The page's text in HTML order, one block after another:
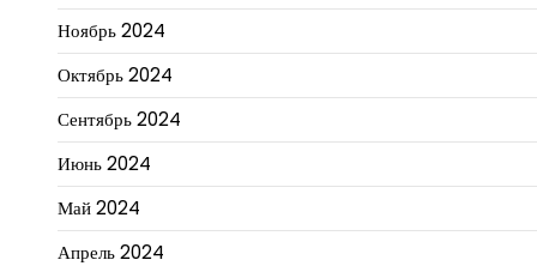
Ноябрь 2024
Октябрь 2024
Сентябрь 2024
Июнь 2024
Май 2024
Апрель 2024